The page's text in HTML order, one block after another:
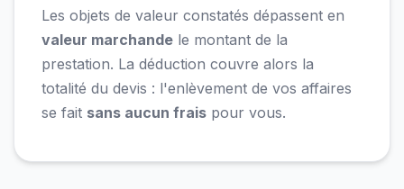
Les objets de valeur constatés dépassent en
valeur marchande le montant de la
prestation. La déduction couvre alors la
totalité du devis : l'enlèvement de vos affaires
se fait sans aucun frais pour vous.